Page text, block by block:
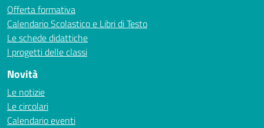
Offerta formativa
Calendario Scolastico e Libri di Testo
Le schede didattiche
I progetti delle classi
Novità
Le notizie
Le circolari
Calendario eventi